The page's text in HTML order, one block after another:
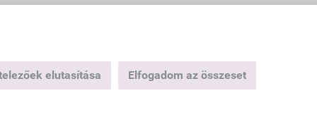
elutasítása Elfogadom az összeset